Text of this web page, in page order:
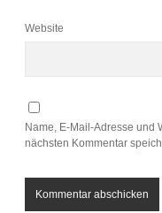
Website
Name, E-Mail-Adresse und
nächsten Kommentar